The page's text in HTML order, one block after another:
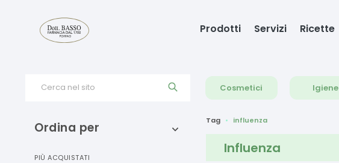
Prodotti Servizi Ricette
Cerca nel sito Cosmetici Igiene
Ordina per
PIÙ ACQUISTATI
Tag influenza
Influenza